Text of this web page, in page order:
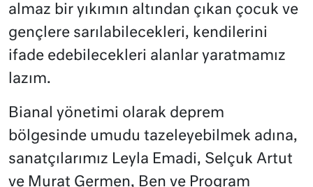
almaz bir yıkımın altından çıkan çocuk ve
gençlere sarılabilecekleri, kendilerini
ifade edebilecekleri alanlar yaratmamız
lazım.
Bianal yönetimi olarak deprem
bölgesinde umudu tazeleyebilmek adına,
sanatçılarımız Leyla Emadi, Selçuk Artut
ve Murat Germen, Ben ve Program